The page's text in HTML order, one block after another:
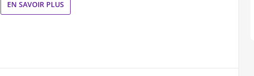
EN SAVOIR PLUS